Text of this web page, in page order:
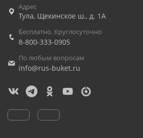
Адрес
Тула, Щекинское ш., д. 1А
Бесплатно. Круглосуточно
8-800-333-0905
По любым вопросам
info@rus-buket.ru